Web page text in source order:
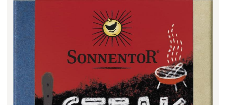
Fleischerei Hüthmayr
Detail
Kuglbauer - Familie Bischof Detail
La Toscana Anita Wolf e.U. Detail
Söllradls Naturkostladen Detail
Stiftsgärtnerei Detail